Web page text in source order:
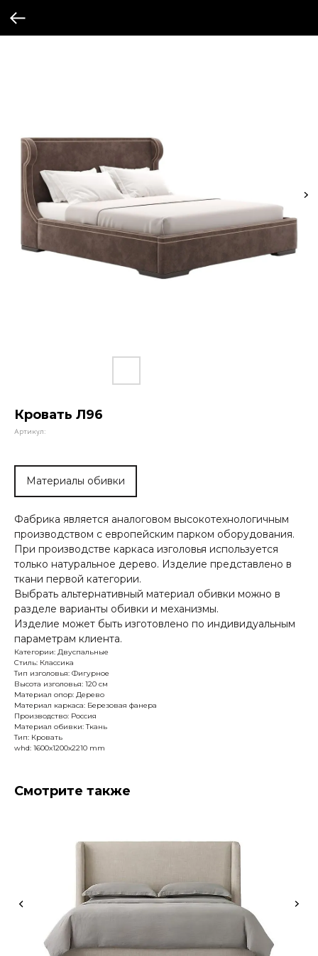
Кровать Л96
Артикул:
Материалы обивки
Фабрика является аналоговом высокотехнологичным
производством с европейским парком оборудования.
При производстве каркаса изголовья используется
только натуральное дерево. Изделие представлено в
ткани первой категории.
Выбрать альтернативный материал обивки можно в
разделе варианты обивки и механизмы.
Изделие может быть изготовлено по индивидуальным
параметрам клиента.
Категории: Двуспальные
Стиль: Классика
Тип изголовья: Фигурное
Высота изголовья: 120 см
Материал опор: Дерево
Материал каркаса: Березовая фанера
Производство: Россия
Материал обивки: Ткань
Тип: Кровать
whd: 1600x1200x2210 mm
Смотрите также